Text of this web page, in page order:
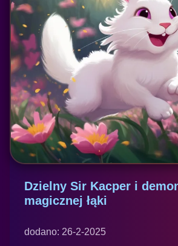
Dzielny Sir Kacper i
magicznej łąki
dodano: 26-2-2025